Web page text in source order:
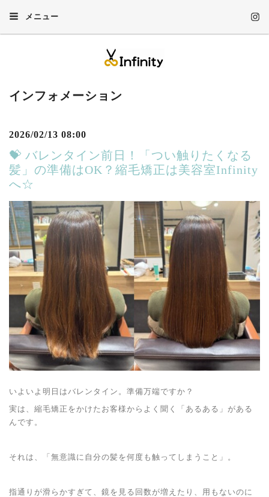
メニュー
インフォメーション
2026/02/13 08:00
💝 バレンタイン前日！「つい触りたくなる
髪」の準備はOK？縮毛矯正は美容室Infinity
へ☆
いよいよ明日はバレンタイン。準備万端ですか？
実は、縮毛矯正をかけたお客様からよく聞く「あるある」がある
んです。
それは、「無意識に自分の髪を何度も触ってしまうこと」。
指通りが滑らかすぎて、鏡を見る回数が増えたり、用もないのに